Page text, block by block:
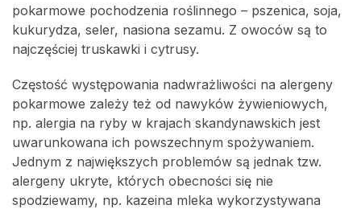
pokarmowe pochodzenia roślinnego – pszenica, soja,
kukurydza, seler, nasiona sezamu. Z owoców są to
najczęściej truskawki i cytrusy.
Częstość występowania nadwrażliwości na alergeny
pokarmowe zależy też od nawyków żywieniowych,
np. alergia na ryby w krajach skandynawskich jest
uwarunkowana ich powszechnym spożywaniem.
Jednym z największych problemów są jednak tzw.
alergeny ukryte, których obecności się nie
spodziewamy, np. kazeina mleka wykorzystywana